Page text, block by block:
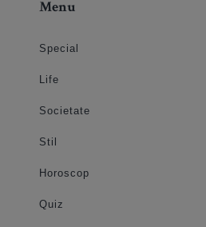
Menu
Special
Life
Societate
Stil
Horoscop
Quiz